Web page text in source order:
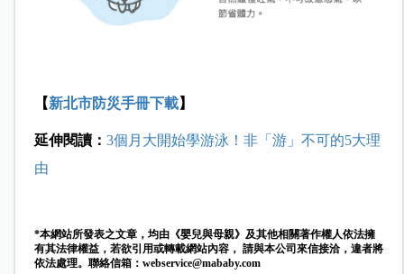
【新北市防災手冊下載】
延伸閱讀： 3個月大開始學游泳！非「游」不可的5大理
由
*本網站所發表之文章，均由《嬰兒與母親》及其他相關著作權人依法擁
有其法律權益，若欲引用或轉載網站內容， 請與本公司來信接洽，違者將
依法處理。聯絡信箱： webservice@mababy.com